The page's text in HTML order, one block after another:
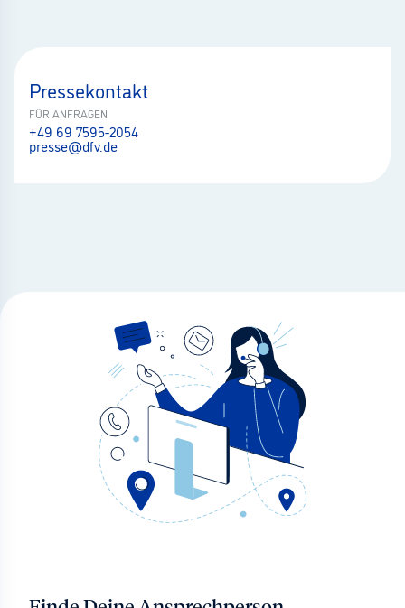
Pressekontakt
FÜR ANFRAGEN
+49 69 7595-2054
presse@dfv.de